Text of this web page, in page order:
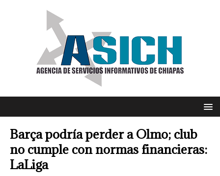
Barça podría perder a Olmo; club
no cumple con normas financieras:
LaLiga